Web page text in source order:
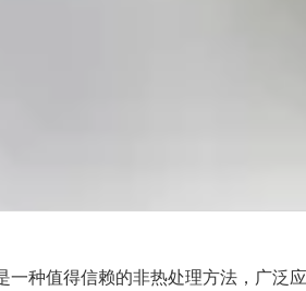
一种值得信赖的非热处理方法，广泛